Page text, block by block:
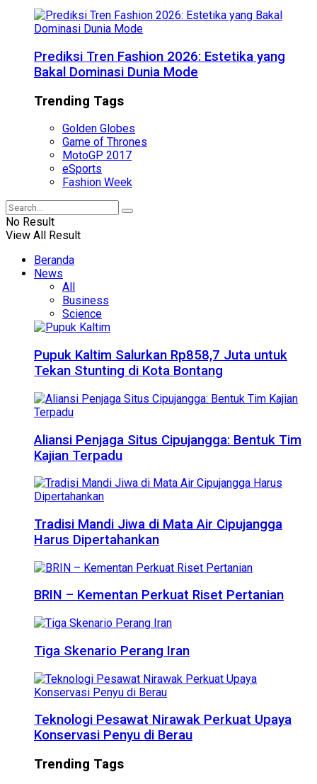
Prediksi Tren Fashion 2026: Estetika yang
Bakal Dominasi Dunia Mode
Trending Tags
Golden Globes
Game of Thrones
MotoGP 2017
eSports
Fashion Week
No Result
View All Result
Beranda
News
All
Business
Science
Pupuk Kaltim Salurkan Rp858,7 Juta untuk
Tekan Stunting di Kota Bontang
Aliansi Penjaga Situs Cipujangga: Bentuk Tim
Kajian Terpadu
Tradisi Mandi Jiwa di Mata Air Cipujangga
Harus Dipertahankan
BRIN – Kementan Perkuat Riset Pertanian
Tiga Skenario Perang Iran
Teknologi Pesawat Nirawak Perkuat Upaya
Konservasi Penyu di Berau
Trending Tags